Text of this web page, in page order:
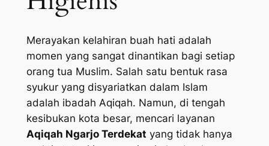
Merayakan kelahiran buah hati adalah
momen yang sangat dinantikan bagi setiap
orang tua Muslim. Salah satu bentuk rasa
syukur yang disyariatkan dalam Islam
adalah ibadah Aqiqah. Namun, di tengah
kesibukan kota besar, mencari layanan
Aqiqah Ngarjo Terdekat yang tidak hanya